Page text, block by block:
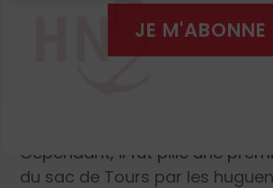
trouve-t-il aujourd’hui
Ce couvent assez sobre et
Cependant, il fut pillé une
du sac de Tours par les
JE M'ABONNE